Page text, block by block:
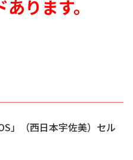
あります。
」（西日本宇佐美）セル